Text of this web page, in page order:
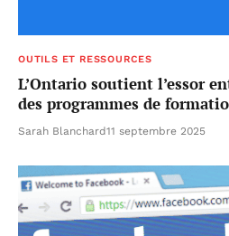
OUTILS ET RESSOURCES
L’Ontario soutient l’essor
des programmes de
Sarah Blanchard11 septembre 2025